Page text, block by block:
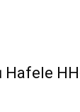
Hafele